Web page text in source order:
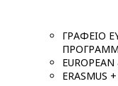
ΓΡΑΦΕΙΟ
ERASMUS +